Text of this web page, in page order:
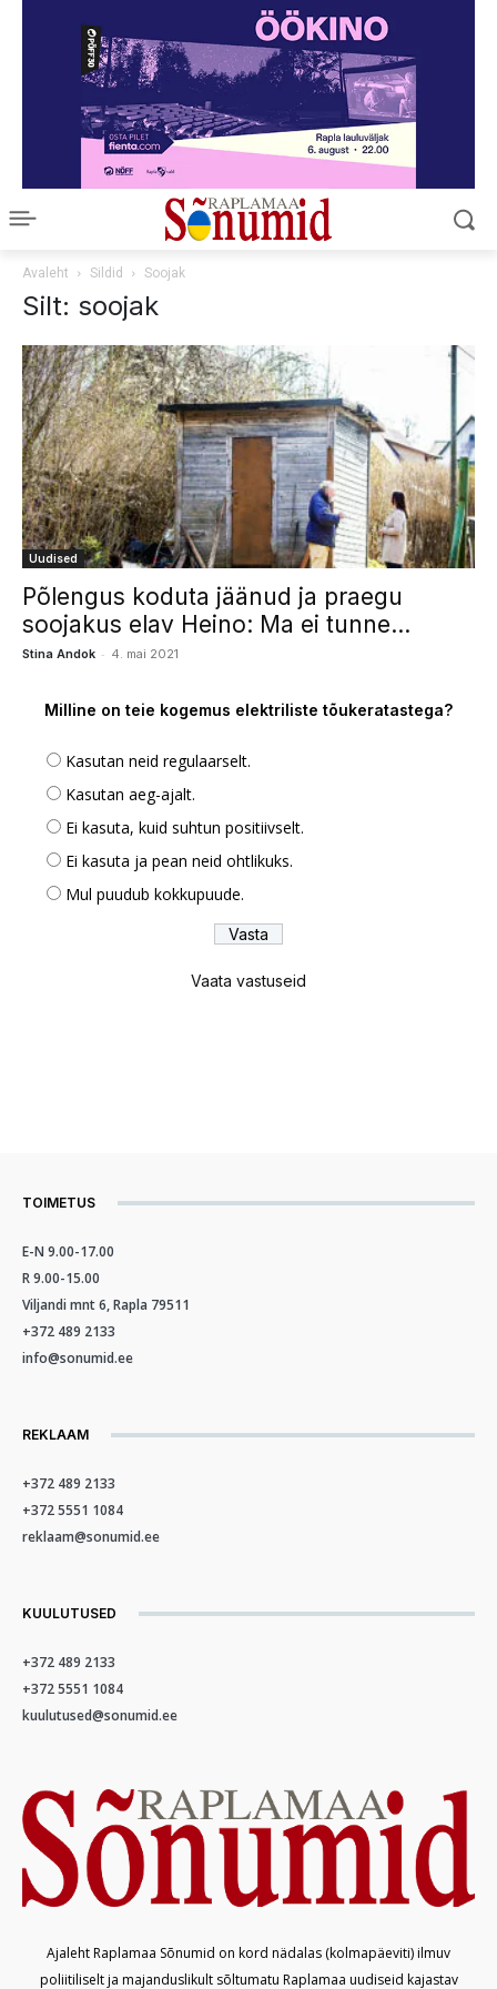
Avaleht Sildid Soojak
Silt: soojak
Uudised
Põlengus koduta jäänud ja praegu
soojakus elav Heino: Ma ei tunne...
Stina Andok - 4. mai 2021
Milline on teie kogemus elektriliste tõukeratastega?
Kasutan neid regulaarselt.
Kasutan aeg-ajalt.
Ei kasuta, kuid suhtun positiivselt.
Ei kasuta ja pean neid ohtlikuks.
Mul puudub kokkupuude.
Vaata vastuseid
TOIMETUS
E-N 9.00-17.00
R 9.00-15.00
Viljandi mnt 6, Rapla 79511
+372 489 2133
info@sonumid.ee
REKLAAM
+372 489 2133
+372 5551 1084
reklaam@sonumid.ee
KUULUTUSED
+372 489 2133
+372 5551 1084
kuulutused@sonumid.ee
Ajaleht Raplamaa Sõnumid on kord nädalas (kolmapäeviti) ilmuv
poliitiliselt ja majanduslikult sõltumatu Raplamaa uudiseid kajastav